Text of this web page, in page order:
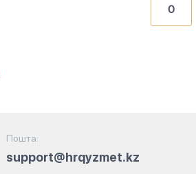
0
Пошта:
support@hrqyzmet.kz